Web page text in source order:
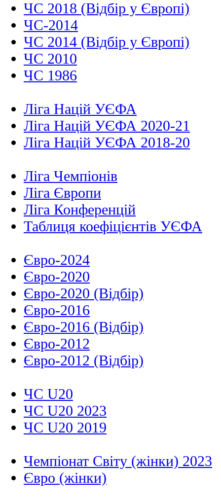
ЧС 2018 (Відбір у Європі)
ЧС-2014
ЧС 2014 (Відбір у Європі)
ЧС 2010
ЧС 1986
Ліга Націй УЄФА
Ліга Націй УЄФА 2020-21
Ліга Націй УЄФА 2018-20
Ліга Чемпіонів
Ліга Європи
Ліга Конференцій
Таблиця коефіцієнтів УЄФА
Євро-2024
Євро-2020
Євро-2020 (Відбір)
Євро-2016
Євро-2016 (Відбір)
Євро-2012
Євро-2012 (Відбір)
ЧС U20
ЧС U20 2023
ЧС U20 2019
Чемпіонат Світу (жінки) 2023
Євро (жінки)